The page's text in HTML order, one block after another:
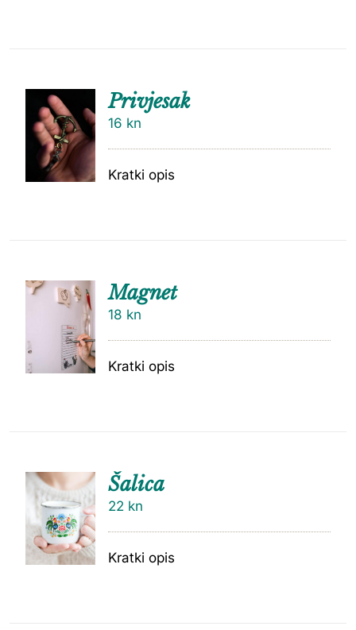
DODAJ
U
KOŠARI
CU
Privjesak
16 kn
Kratki opis
DODAJ
Magnet
18 kn
Kratki opis
DODAJ
U
KOŠARI
CU
Šalica
22 kn
Kratki opis